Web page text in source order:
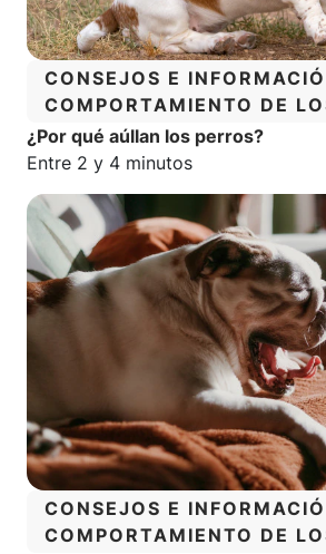
CATEGORÍA:
CONSEJOS E
COMPORTAMIENTO DE
¿Por qué aúllan los perros?
Tiempo estimado de lectura:
Entre 2 y 4 minutos
CATEGORÍA:
CONSEJOS E
COMPORTAMIENTO DE